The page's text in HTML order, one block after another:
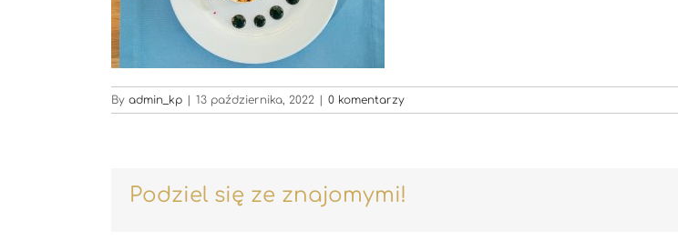
By admin_kp | 13 października, 2022 | 0 komentarzy
Podziel się ze znajomymi!